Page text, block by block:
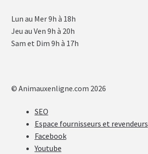
Lun au Mer 9h à 18h
Jeu au Ven 9h à 20h
Sam et Dim 9h à 17h
© Animauxenligne.com 2026
SEO
Espace fournisseurs et revendeurs
Facebook
Youtube